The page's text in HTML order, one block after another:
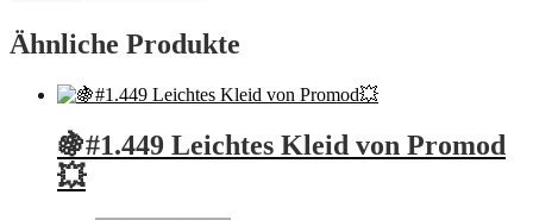
Ähnliche Produkte
🍇#1.449 Leichtes Kleid von Promod
💥